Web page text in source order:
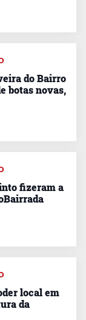
do Bairro
botas novas,
fizeram a
local em
da